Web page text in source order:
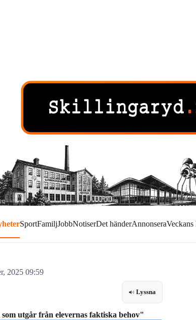
SportFamiljJobbNotiserDet händerAnnonseraVeckans
2025 09:59
Lyssna
utgår från elevernas faktiska behov"